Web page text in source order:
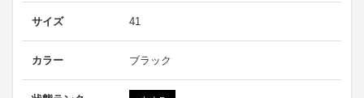
サイズ 41
カラー ブラック